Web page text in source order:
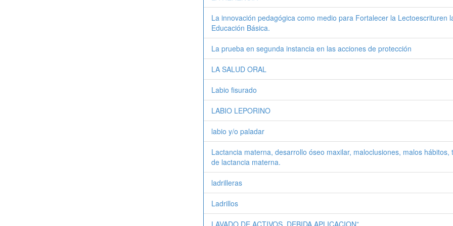
La innovación pedagógica como medio para Fortalecer la Lectoescrituren
Educación Básica.
La prueba en segunda instancia en las acciones de protección
LA SALUD ORAL
Labio fisurado
LABIO LEPORINO
labio y/o paladar
Lactancia materna, desarrollo óseo maxilar, maloclusiones, malos hábitos,
de lactancia materna.
ladrilleras
Ladrillos
LAVADO DE ACTIVOS, DEBIDA APLICACION”.